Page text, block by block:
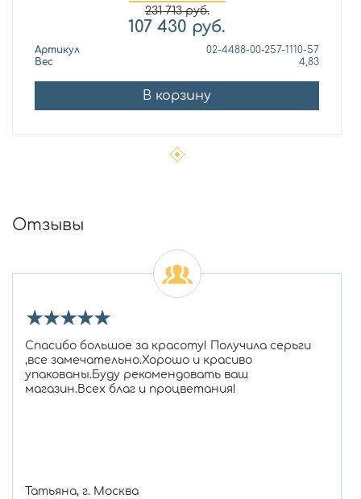
231 713руб.
107 430 руб.
Артикул
02-4488-00-257-1110-57
Вес
4,83
В корзину
Отзывы
★★★★★
Спасибо большое за красоту! Получила серьги
,все замечательно.Хорошо и красиво
упакованы.Буду рекомендовать ваш
магазин.Всех благ и процветания!
Татьяна, г. Москва